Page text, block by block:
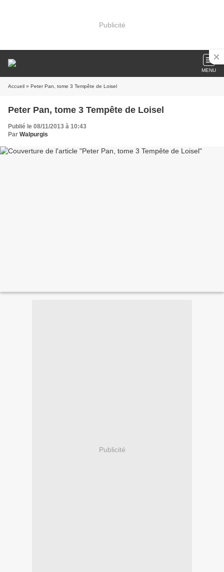
Publicité
MENU
Accueil » Peter Pan, tome 3 Tempête de Loisel
Peter Pan, tome 3 Tempête de Loisel
Publié le 08/11/2013 à 10:43
Par Walpurgis
Publicité